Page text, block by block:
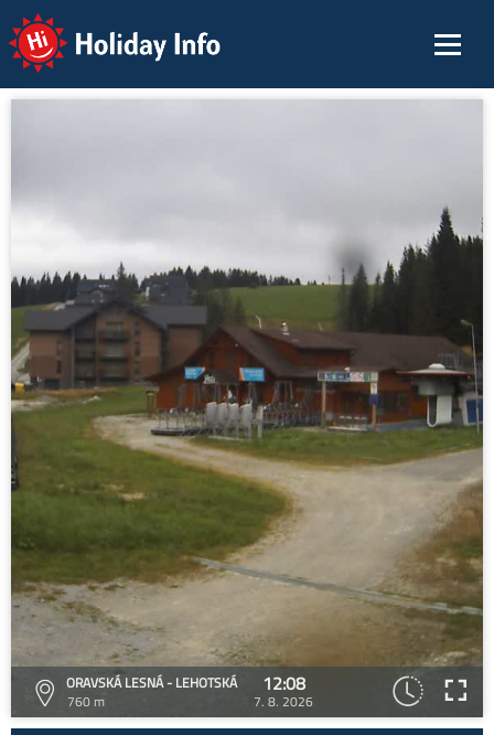
Holiday Info
ORAVSKÁ LESNÁ - LEHOTSKÁ
760 m
12:08
7. 8. 2026